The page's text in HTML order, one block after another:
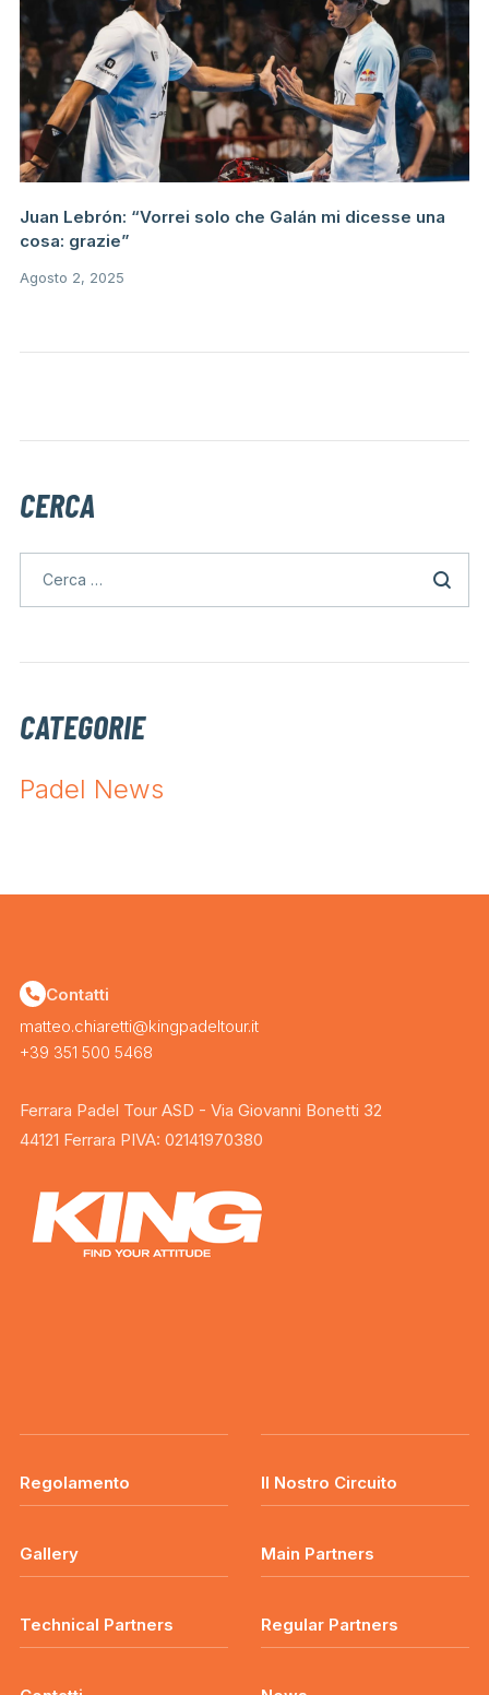
Juan Lebrón: “Vorrei solo che Galán mi dicesse una
cosa: grazie”
Agosto 2, 2025
CERCA
CATEGORIE
Padel News
Contatti
matteo.chiaretti@kingpadeltour.it
+39 351 500 5468
Ferrara Padel Tour ASD - Via Giovanni Bonetti 32
44121 Ferrara PIVA: 02141970380
Regolamento Il Nostro Circuito
Gallery Main Partners
Technical Partners Regular Partners